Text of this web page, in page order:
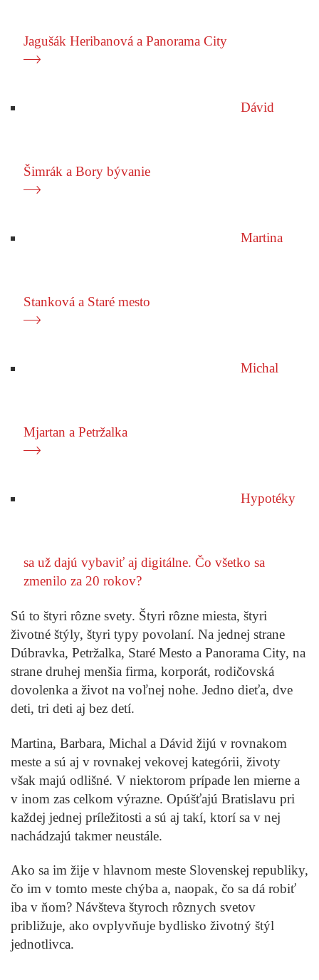
Andrea Palowska Slovenská firma mení svet. Recykluje plasty na
športové oblečenie
Doma nakupujem
Slovenská firma má riešenie
Vladimír ŠmelkoAko pracujú horskí nosiči? Vstávajú ráno o štvrtej
Prečítať príbeh
Jedlo v Bratislave Čo ste nevedeli o jedle v Bratislave? Príbehy
lokálnych reštaurácií Prečítať príbeh
Ervín Hapl Muránska planina ponúka unikátny zážitok. Stretnúť
môžete tisícku sysľov Prečítať príbeh
Jagušák Heribanová a Panorama City
Dávid
Šimrák a Bory bývanie
Martina
Stanková a Staré mesto
Michal
Mjartan a Petržalka
Hypotéky
sa už dajú vybaviť aj digitálne. Čo všetko sa
zmenilo za 20 rokov?
Sú to štyri rôzne svety. Štyri rôzne miesta, štyri
životné štýly, štyri typy povolaní. Na jednej strane
Dúbravka, Petržalka, Staré Mesto a Panorama City, na
strane druhej menšia firma, korporát, rodičovská
dovolenka a život na voľnej nohe. Jedno dieťa, dve
deti, tri deti aj bez detí.
Martina, Barbara, Michal a Dávid žijú v rovnakom
meste a sú aj v rovnakej vekovej kategórii, životy
však majú odlišné. V niektorom prípade len mierne a
v inom zas celkom výrazne. Opúšťajú Bratislavu pri
každej jednej príležitosti a sú aj takí, ktorí sa v nej
nachádzajú takmer neustále.
Ako sa im žije v hlavnom meste Slovenskej republiky,
čo im v tomto meste chýba a, naopak, čo sa dá robiť
iba v ňom? Návšteva štyroch rôznych svetov
približuje, ako ovplyvňuje bydlisko životný štýl
jednotlivca.